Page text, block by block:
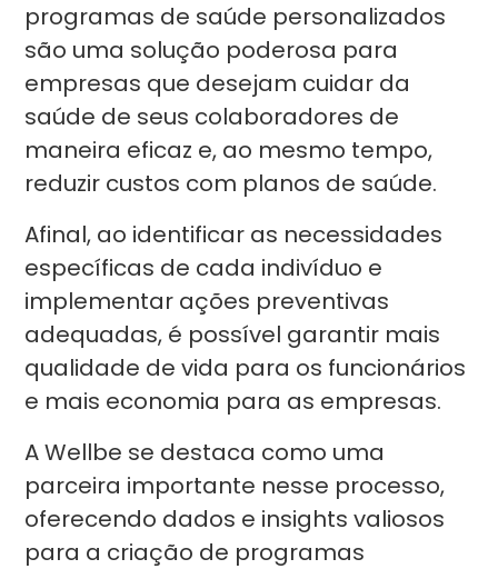
programas de saúde personalizados
são uma solução poderosa para
empresas que desejam cuidar da
saúde de seus colaboradores de
maneira eficaz e, ao mesmo tempo,
reduzir custos com planos de saúde.
Afinal, ao identificar as necessidades
específicas de cada indivíduo e
implementar ações preventivas
adequadas, é possível garantir mais
qualidade de vida para os funcionários
e mais economia para as empresas.
A Wellbe se destaca como uma
parceira importante nesse processo,
oferecendo dados e insights valiosos
para a criação de programas